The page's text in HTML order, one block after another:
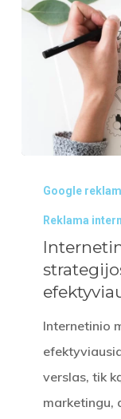
marketingo
strategijos.
efektyviausia?
Google
Reklama
Internetinio
verslas, tik
marketingu,